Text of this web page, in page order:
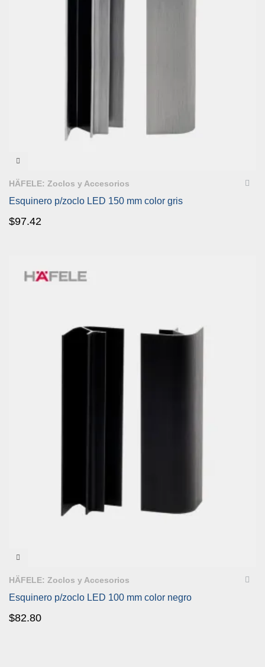
HÄFELE: Zoclos y Accesorios
Esquinero p/zoclo LED 150 mm color gris
$97.42
HÄFELE: Zoclos y Accesorios
Esquinero p/zoclo LED 100 mm color negro
$82.80